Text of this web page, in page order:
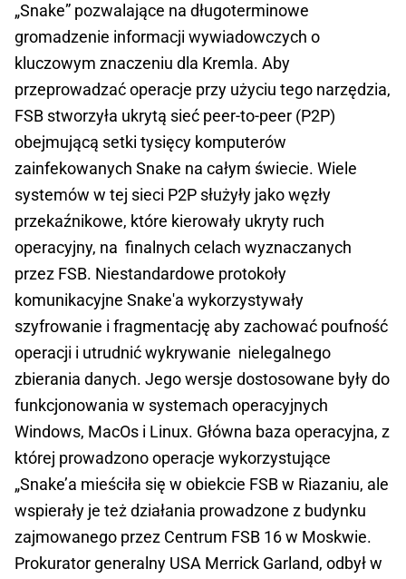
„Snake” pozwalające na długoterminowe
gromadzenie informacji wywiadowczych o
kluczowym znaczeniu dla Kremla. Aby
przeprowadzać operacje przy użyciu tego narzędzia,
FSB stworzyła ukrytą sieć peer-to-peer (P2P)
obejmującą setki tysięcy komputerów
zainfekowanych Snake na całym świecie. Wiele
systemów w tej sieci P2P służyły jako węzły
przekaźnikowe, które kierowały ukryty ruch
operacyjny, na finalnych celach wyznaczanych
przez FSB. Niestandardowe protokoły
komunikacyjne Snake'a wykorzystywały
szyfrowanie i fragmentację aby zachować poufność
operacji i utrudnić wykrywanie nielegalnego
zbierania danych. Jego wersje dostosowane były do
funkcjonowania w systemach operacyjnych
Windows, MacOs i Linux. Główna baza operacyjna, z
której prowadzono operacje wykorzystujące
„Snake’a mieściła się w obiekcie FSB w Riazaniu, ale
wspierały je też działania prowadzone z budynku
zajmowanego przez Centrum FSB 16 w Moskwie.
Prokurator generalny USA Merrick Garland, odbył w